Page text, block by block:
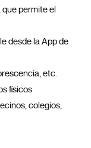
que permite el
desde la App de
etc.
físicos
colegios,